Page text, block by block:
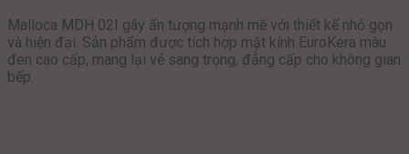
Malloca MDH 02I gây ấn tượng mạnh mẽ với thiết kế nhỏ gọn
và hiện đại. Sản phẩm được tích hợp mặt kính EuroKera màu
đen cao cấp, mang lại vẻ sang trọng, đẳng cấp cho không gian
bếp.